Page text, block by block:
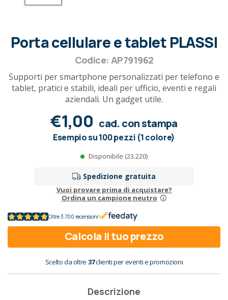
Porta cellulare e tablet PLASSI
Codice: AP791962
Supporti per smartphone personalizzati per telefono e
tablet, pratici e stabili, ideali per ufficio, eventi e regali
aziendali. Un gadget utile.
€1,00 cad. con stampa
Esempio su 100 pezzi (1 colore)
Disponibile (23.220)
Spedizione gratuita
Vuoi provare prima di acquistare?
Ordina un campione neutro
Oltre 3.700 recensioni
Calcola il tuo prezzo
Scelto da oltre 37clienti per eventi e promozioni
Descrizione